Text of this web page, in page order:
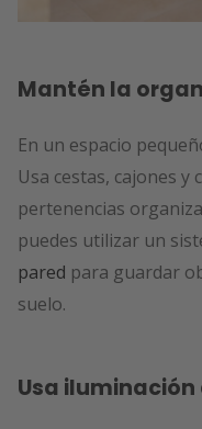
Mantén la
En un espacio
Usa cestas, cajones
pertenencias
puedes utilizar un
pared para guardar
suelo.
Usa